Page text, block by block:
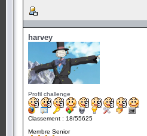
harvey
Profil challenge
Classement : 18/55625
Membre Senior